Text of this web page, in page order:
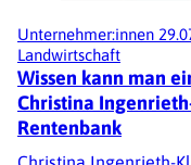
Unternehmer:innen
Landwirtschaft
Wissen kann man
Christina
Rentenbank